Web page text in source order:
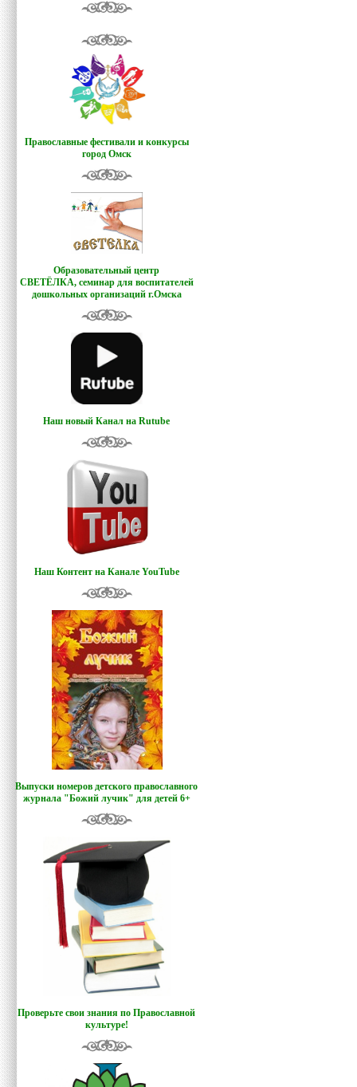
Православные фестивали и конкурсы
город Омск
Образовательный центр
СВЕТЁЛКА, семинар для воспитателей
дошкольных организаций г.Омска
Наш новый Канал на Rutube
Наш Контент на Канале YouTube
Выпуски номеров детского православного
журнала "Божий лучик" для детей 6+
Проверьте свои знания по Православной
культуре!